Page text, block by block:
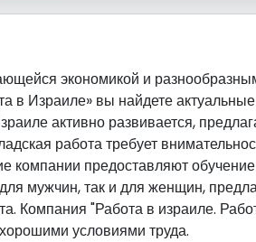
экономикой и
в Израиле» вы найдете
активно развивается,
работа требует
компании предоставляют
мужчин, так и для женщин,
Компания "Работа в израиле.
условиями труда.